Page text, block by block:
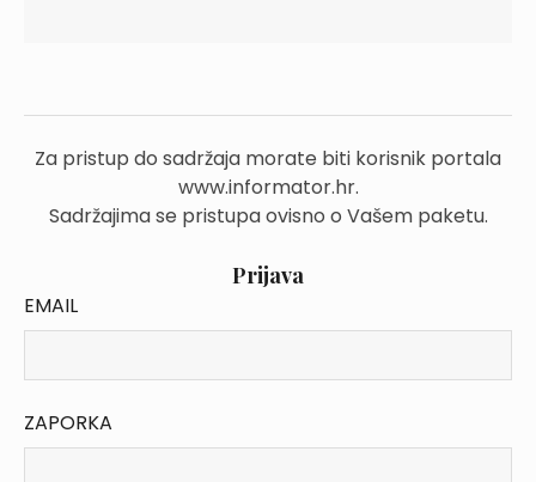
Za pristup do sadržaja morate biti korisnik portala
www.informator.hr.
Sadržajima se pristupa ovisno o Vašem paketu.
Prijava
EMAIL
ZAPORKA